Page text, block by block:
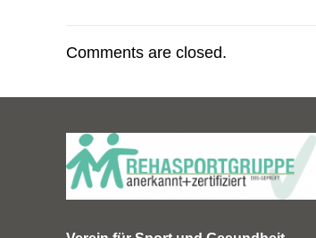
Comments are closed.